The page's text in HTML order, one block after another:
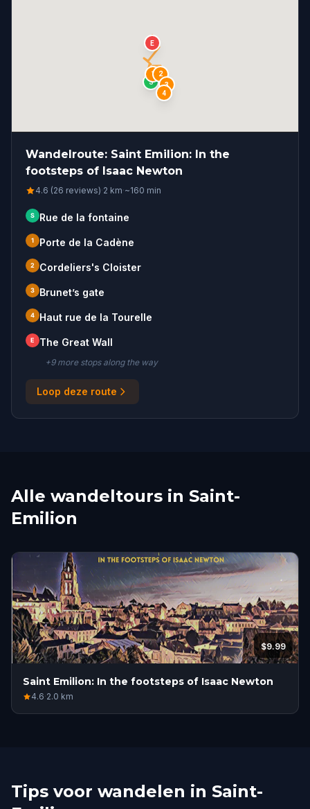
S
1 2
3
4
E
Wandelroute: Saint Emilion: In the
footsteps of Isaac Newton
4.6 (26 reviews)·2 km·~160 min
S Rue de la fontaine
1 Porte de la Cadène
2 Cordeliers's Cloister
3 Brunet’s gate
4 Haut rue de la Tourelle
E The Great Wall
+9more stopsalong the way
Loop deze route
Alle wandeltours in Saint-
Emilion
$9.99
Saint Emilion: In the footsteps of Isaac Newton
4.6·2.0 km
Tips voor wandelen in Saint-